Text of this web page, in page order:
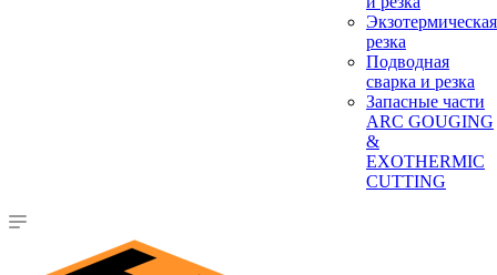
Экзотермическая
резка
Подводная
сварка и резка
Запасные части
ARC GOUGING
&
EXOTHERMIC
CUTTING